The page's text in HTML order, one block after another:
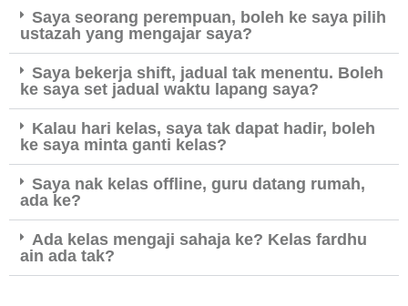
Saya seorang perempuan, boleh ke saya pilih
ustazah yang mengajar saya?
Saya bekerja shift, jadual tak menentu. Boleh
ke saya set jadual waktu lapang saya?
Kalau hari kelas, saya tak dapat hadir, boleh
ke saya minta ganti kelas?
Saya nak kelas offline, guru datang rumah,
ada ke?
Ada kelas mengaji sahaja ke? Kelas fardhu
ain ada tak?